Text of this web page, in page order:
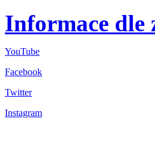
Informace dle
YouTube
Facebook
Twitter
Instagram